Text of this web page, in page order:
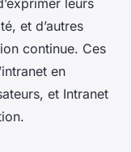
leurs
et d’autres
continue. Ces
en
et Intranet